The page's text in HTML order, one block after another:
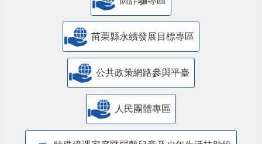
苗栗縣永續發展目標專區
公共政策網路參與平臺
人民團體專區